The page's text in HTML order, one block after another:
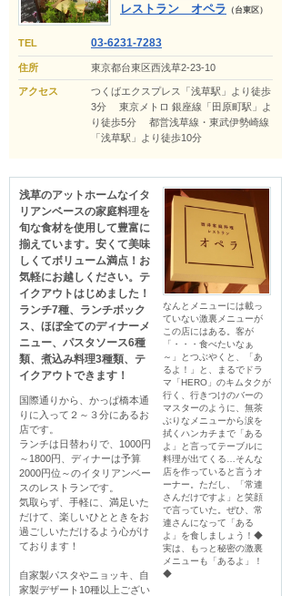
レストラン オペラ （台東区）
TEL 03-6231-7283
住所 東京都台東区西浅草2-23-10
アクセス
つくばエクスプレス「浅草駅」より徒歩
3分 東京メトロ 銀座線「田原町駅」よ
り徒歩5分 都営浅草線・東武伊勢崎線
「浅草駅」より徒歩10分
なんとメニューには載っ
ていない激裏メニューが
この店にはある。客が
「・・・食べたいなぁ
～」とつぶやくと、「あ
るよ！」と、まるでドラ
マ「HERO」のキムタクが
行く、行きつけのバーの
マスターのように、無茶
ぶりなメニューから涙を
拭くハンカチまで「ある
よ」と言ってテーブルに
料理が出てくる…そんな
店を作っていると言うオ
ーナー。ただし、「常連
さんだけですよ」と笑顔
で言っていた。ぜひ、常
連さんになって「ある
よ」を食しましょう！◆
実は、もっと秘密の激裏
メニューも「あるよ」！
◆
浅草のアットホームなイタ
リアンベースの家庭料理を
旬な食材を使用して豊富に
揃えています。安くて美味
しくてボリューム満点！お
気軽にお越しください。テ
イクアウトはじめました！
ランチ7種、ランチボック
ス、ほぼ全てのディナーメ
ニュー、パスタソース6種
類、煮込み料理3種類、テ
イクアウトできます！
国際通りから、かっぱ橋本通
りに入って２～３分にあるお
店です。
ランチは日替わりで、1000円
～1800円、ディナーは予算
2000円位～のイタリアンベー
スのレストランです。
気取らず、手軽に、満足いた
だけて、楽しいひとときをお
過ごしいただけるよう心がけ
ております！
自家製パスタやニョッキ、自
家製デザート10種以上ござい